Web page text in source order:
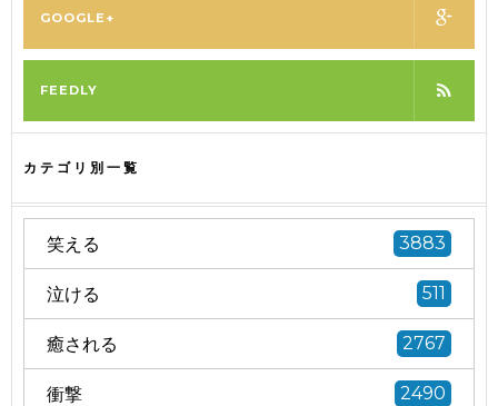
GOOGLE+
FEEDLY
カテゴリ別一覧
笑える 3883
泣ける 511
癒される 2767
衝撃 2490